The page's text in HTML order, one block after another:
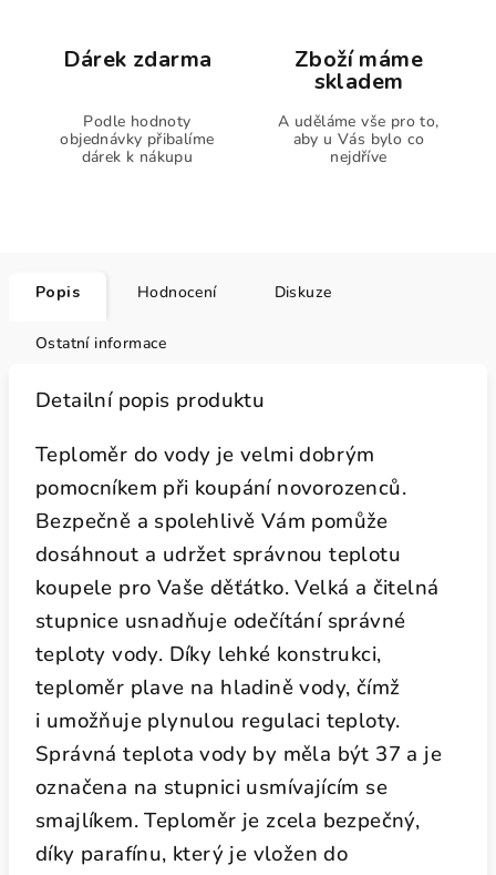
Dárek zdarma
Podle hodnoty
objednávky přibalíme
dárek k nákupu
Zboží máme
skladem
A uděláme vše pro to,
aby u Vás bylo co
nejdříve
Popis Hodnocení Diskuze
Ostatní informace
Detailní popis produktu
Teploměr do vody je velmi dobrým
pomocníkem při koupání novorozenců.
Bezpečně a spolehlivě Vám pomůže
dosáhnout a udržet správnou teplotu
koupele pro Vaše děťátko. Velká a čitelná
stupnice usnadňuje odečítání správné
teploty vody. Díky lehké konstrukci,
teploměr plave na hladině vody, čímž
i umožňuje plynulou regulaci teploty.
Správná teplota vody by měla být 37 a je
označena na stupnici usmívajícím se
smajlíkem. Teploměr je zcela bezpečný,
díky parafínu, který je vložen do